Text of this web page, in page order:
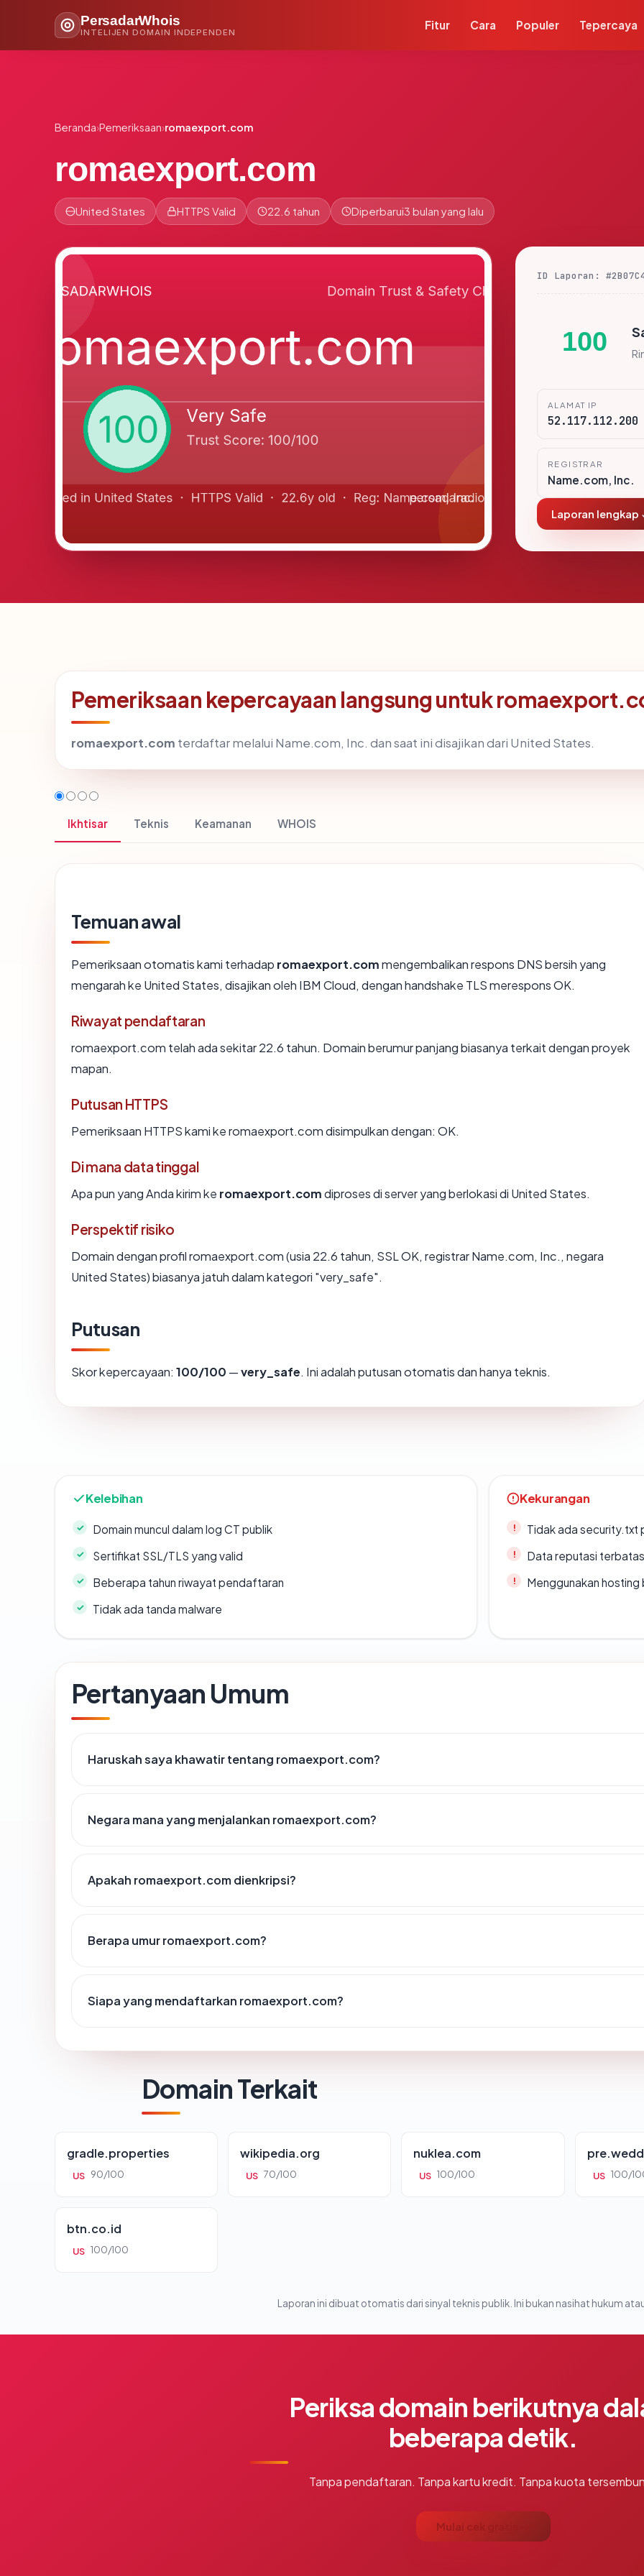
PersadarWhois
INTELIJEN DOMAIN INDEPENDEN
Fitur Cara Populer Tepercaya
Beranda›Pemeriksaan›romaexport.com
romaexport.com
United States HTTPS Valid 22.6 tahun Diperbarui3 bulan yang lalu
ID Laporan:
100
ALAMAT IP
52.117.112.200
REGISTRAR
Name.com, Inc.
Laporan lengkap
Pemeriksaan kepercayaan langsung untuk
romaexport.com terdaftar melalui Name.com, Inc. dan saat ini disajikan dari United States.
Ikhtisar Teknis Keamanan WHOIS
Temuan awal
Pemeriksaan otomatis kami terhadap romaexport.commengembalikan respons DNS bersih yang
mengarah ke United States, disajikan oleh IBM Cloud, dengan handshake TLS merespons OK.
Riwayat pendaftaran
romaexport.com telah ada sekitar 22.6 tahun. Domain berumur panjang biasanya terkait dengan proyek
mapan.
Putusan HTTPS
Pemeriksaan HTTPS kami ke romaexport.com disimpulkan dengan: OK.
Di mana data tinggal
Apa pun yang Anda kirim ke romaexport.comdiproses di server yang berlokasi di United States.
Perspektif risiko
Domain dengan profil romaexport.com (usia 22.6 tahun, SSL OK, registrar Name.com, Inc., negara
United States) biasanya jatuh dalam kategori "very_safe".
Putusan
Skor kepercayaan: 100/100 —very_safe. Ini adalah putusan otomatis dan hanya teknis.
Kelebihan
Domain muncul dalam log CT publik
Sertifikat SSL/TLS yang valid
Beberapa tahun riwayat pendaftaran
Tidak ada tanda malware
Kekurangan
Tidak ada security.txt
Data reputasi
Menggunakan
Pertanyaan Umum
Haruskah saya khawatir tentang romaexport.com?
Negara mana yang menjalankan romaexport.com?
Apakah romaexport.com dienkripsi?
Berapa umur romaexport.com?
Siapa yang mendaftarkan romaexport.com?
Domain Terkait
gradle.properties
US 90/100
wikipedia.org
US 70/100
nuklea.com
US 100/100 US 100/
btn.co.id
US 100/100
Laporan ini dibuat otomatis dari sinyal teknis publik. Ini bukan nasihat hukum
Periksa domain berikutnya
beberapa detik.
Tanpa pendaftaran. Tanpa kartu kredit. Tanpa kuota
Mulai cek gratis →